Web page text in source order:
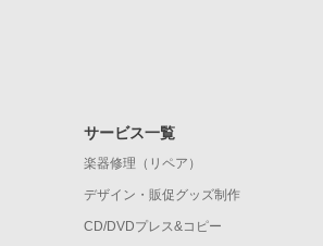
サービス一覧
楽器修理（リペア）
デザイン・販促グッズ制作
CD/DVDプレス&コピー